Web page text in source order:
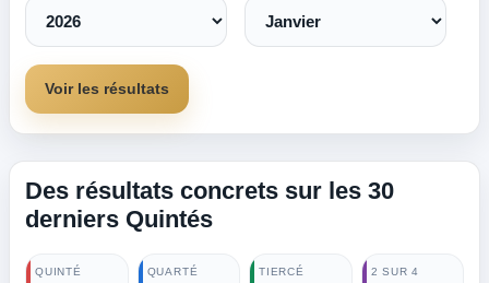
Voir les résultats
Des résultats concrets sur les 30
derniers Quintés
QUINTÉ QUARTÉ TIERCÉ 2 SUR 4